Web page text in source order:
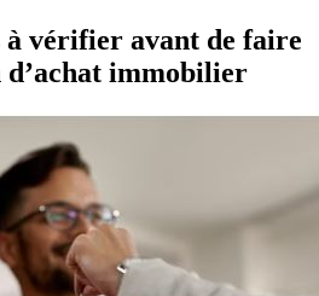
à vérifier avant de faire
immobilier